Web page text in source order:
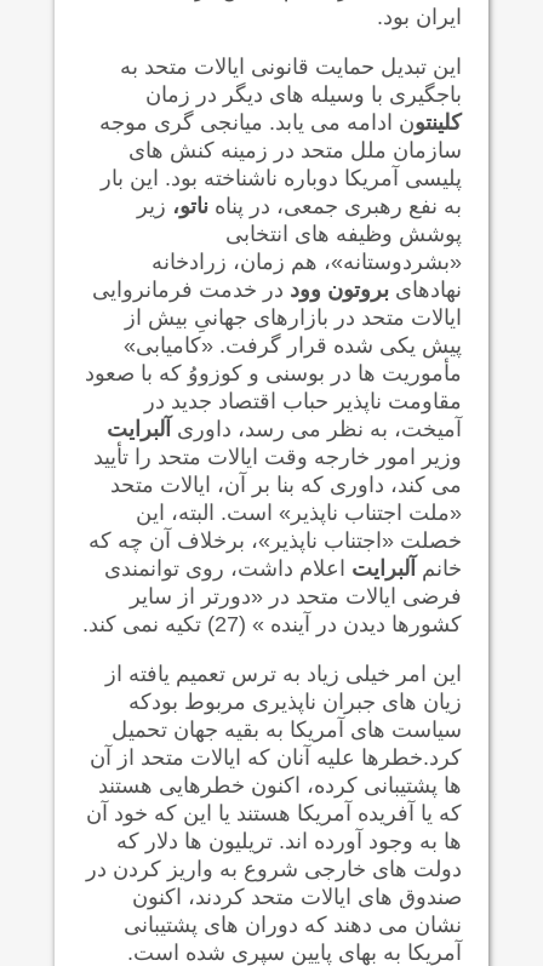
ایران بود.
این تبدیل حمایت قانونی ایالات متحد به
باجگیری با وسیله های دیگر در زمان
کلینتون ادامه می یابد. میانجی گری موجه
سازمان ملل متحد در زمینه کنش های
پلیسی آمریکا دوباره ناشناخته بود. این بار
به نفع رهبری جمعی، در پناهناتو، زیر
پوشش وظیفه های انتخابی
«بشردوستانه»، هم زمان، زرادخانه
نهادهایبروتون وود در خدمت فرمانروایی
ایالات متحد در بازارهای جهانیِ بیش از
پیش یکی شده قرار گرفت. «کامیابی»
مأموریت ها در بوسنی و کوزووُ که با صعود
مقاومت ناپذیر حباب اقتصاد جدید در
آمیخت، به نظر می رسد، داوری آلبرایت
وزیر امور خارجه وقت ایالات متحد را تأیید
می کند، داوری که بنا بر آن، ایالات متحد
«ملت اجتناب ناپذیر» است. البته، این
خصلت «اجتناب ناپذیر»، برخلاف آن چه که
خانم آلبرایت اعلام داشت، روی توانمندی
فرضی ایالات متحد در «دورتر از سایر
کشورها دیدن در آینده » (27) تکیه نمی کند.
این امر خیلی زیاد به ترس تعمیم یافته از
زیان های جبران ناپذیری مربوط بودکه
سیاست های آمریکا به بقیه جهان تحمیل
کرد.خطرها علیه آنان که ایالات متحد از آن
ها پشتیبانی کرده، اکنون خطرهایی هستند
که یا آفریده آمریکا هستند یا این که خود آن
ها به وجود آورده اند. تریلیون ها دلار که
دولت های خارجی شروع به واریز کردن در
صندوق های ایالات متحد کردند، اکنون
نشان می دهند که دوران های پشتیبانی
آمریکا به بهای پایین سپری شده است.